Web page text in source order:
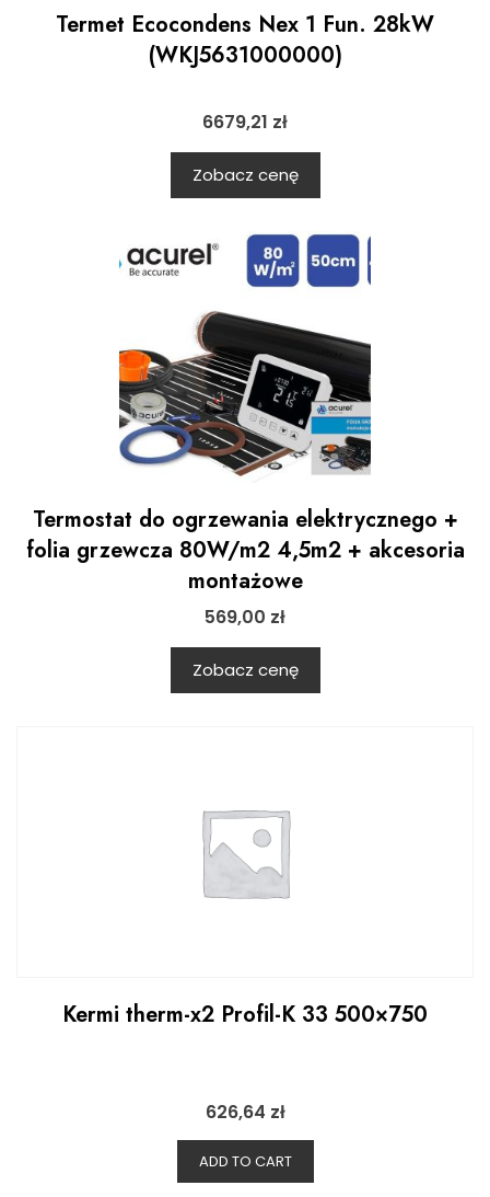
Termet Ecocondens Nex 1 Fun. 28kW
(WKJ5631000000)
6679,21 zł
Zobacz cenę
Termostat do ogrzewania elektrycznego +
folia grzewcza 80W/m2 4,5m2 + akcesoria
montażowe
569,00 zł
Zobacz cenę
Kermi therm-x2 Profil-K 33 500×750
626,64 zł
ADD TO CART